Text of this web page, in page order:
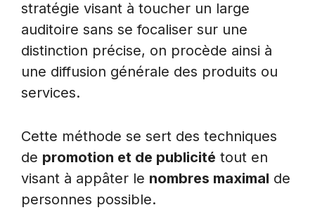
stratégie visant à toucher un large
auditoire sans se focaliser sur une
distinction précise, on procède ainsi à
une diffusion générale des produits ou
services.
Cette méthode se sert des techniques
de promotion et de publicité tout en
visant à appâter le nombres maximal de
personnes possible.